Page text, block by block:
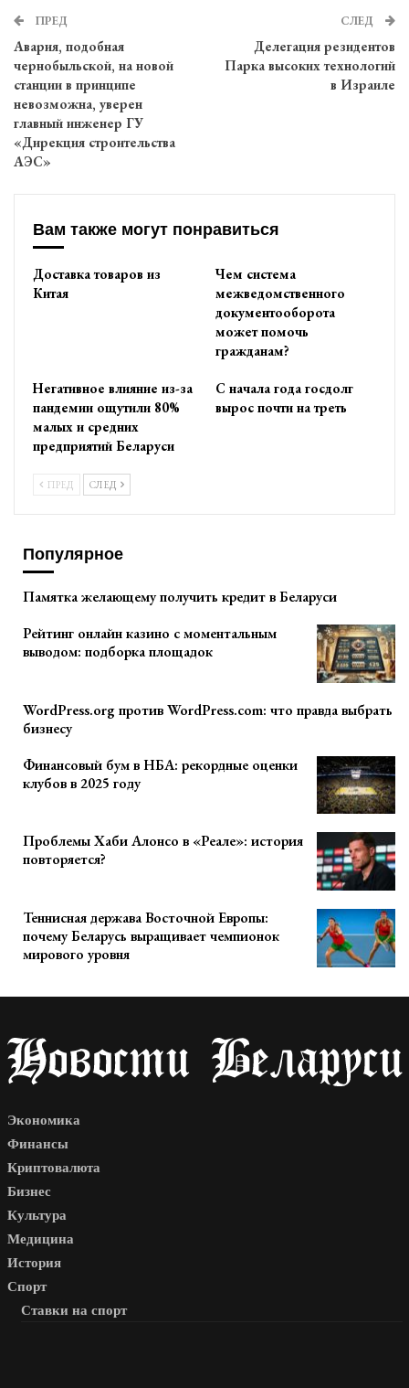
ПРЕД
Авария, подобная
чернобыльской, на новой
станции в принципе
невозможна, уверен
главный инженер ГУ
«Дирекция строительства
АЭС»
СЛЕД
Делегация резидентов
Парка высоких технологий
в Израиле
Вам также могут понравиться
Доставка товаров из
Китая
Чем система
межведомственного
документооборота
может помочь
гражданам?
Негативное влияние из-за
пандемии ощутили 80%
малых и средних
предприятий Беларуси
С начала года госдолг
вырос почти на треть
ПРЕД СЛЕД
Популярное
Памятка желающему получить кредит в Беларуси
Рейтинг онлайн казино с моментальным
выводом: подборка площадок
WordPress.org против WordPress.com: что правда выбрать
бизнесу
Финансовый бум в НБА: рекордные оценки
клубов в 2025 году
Проблемы Хаби Алонсо в «Реале»: история
повторяется?
Теннисная держава Восточной Европы:
почему Беларусь выращивает чемпионок
мирового уровня
Экономика
Финансы
Криптовалюта
Бизнес
Культура
Медицина
История
Спорт
Ставки на спорт